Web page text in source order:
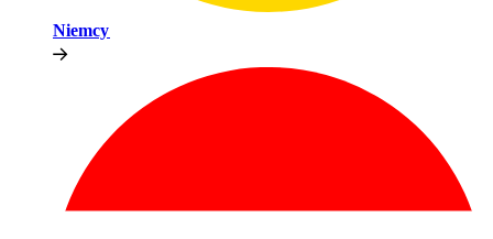
Niemcy​​